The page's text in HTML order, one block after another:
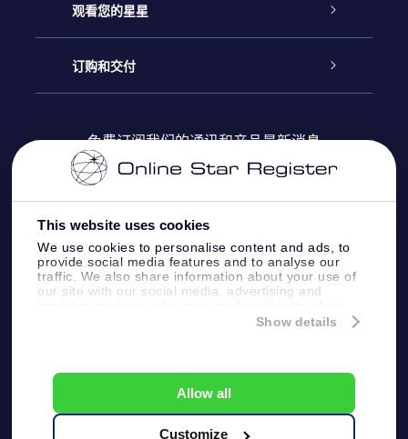
This website uses cookies
We use cookies to personalise content and ads, to
provide social media features and to analyse our
traffic. We also share information about your use of
our site with our social media, advertising and
information that you’ve provided to them or that
Show details
Allow all
Customize
联系我们
博客
评论
Online Star礼物
OSR 礼物包
OSR 礼物卡
公司礼品
观看您的星星
Online Star Register
个性化的Star Page
One Million Stars
OSR Starsaver
订购和交付
付款信息
配送信息
退货政策&撤销权
免费订阅我们的通讯和产品最新消息
客户服务:help@osr.org
KVK: 60333553, VAT: NL 8538.62.722B01
One Million Stars